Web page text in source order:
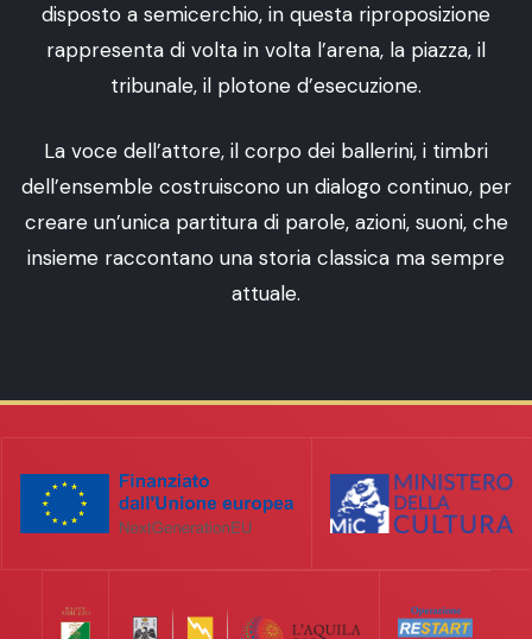
disposto a semicerchio, in questa riproposizione
rappresenta di volta in volta l’arena, la piazza, il
tribunale, il plotone d’esecuzione.
La voce dell’attore, il corpo dei ballerini, i timbri
dell’ensemble costruiscono un dialogo continuo, per
creare un’unica partitura di parole, azioni, suoni, che
insieme raccontano una storia classica ma sempre
attuale.